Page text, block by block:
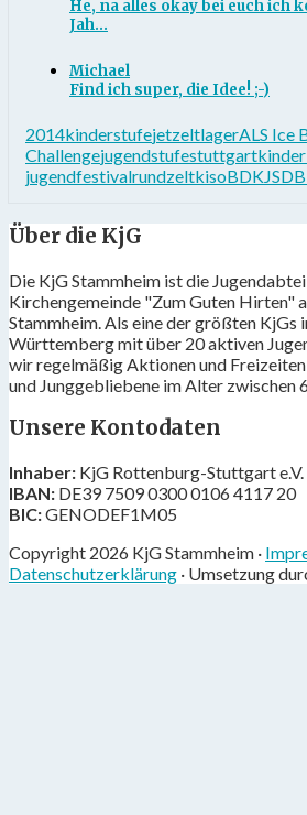
He, na alles okay bei euch ich
Jah...
Michael
Find ich super, die Idee! ;-)
2014kinderstufejetzeltlagerALS Ice
Challengejugendstufestuttgart
jugendfestivalrundzeltkisoBDKJSDB
Über die KjG
Die KjG Stammheim ist die
Kirchengemeinde "Zum Guten Hirten"
Stammheim. Als eine der größten KjGs
Württemberg mit über 20 aktiven
wir regelmäßig Aktionen und
und Junggebliebene im Alter zwischen
Unsere Kontodaten
Inhaber: KjG Rottenburg-Stuttgart e.V.
IBAN: DE39 7509 0300 0106 4117 20
BIC:GENODEF1M05
Copyright 2026 KjG Stammheim ·
Datenschutzerklärung · Umsetzung